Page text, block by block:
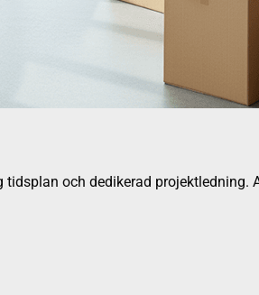
och dedikerad